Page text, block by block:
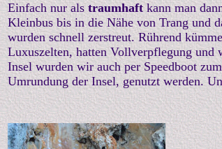
Einfach nur als traumhaftkann man
Kleinbus bis in die Nähe von Trang und
wurden schnell zerstreut. Rührend
Luxuszelten, hatten Vollverpflegung und
Insel wurden wir auch per Speedboot
Umrundung der Insel, genutzt werden.